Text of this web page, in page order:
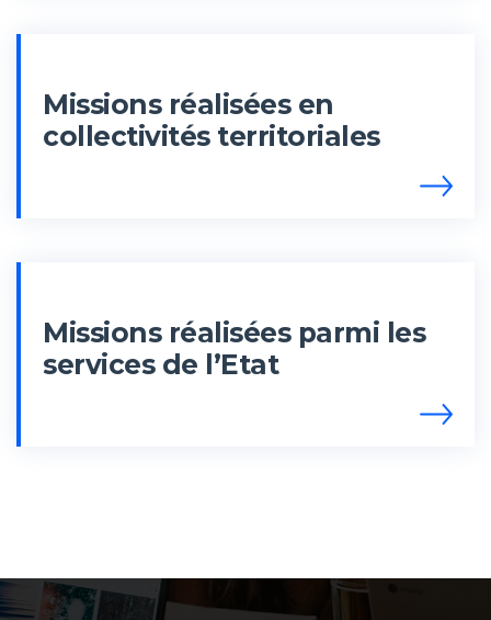
Missions réalisées en
collectivités territoriales
Missions réalisées parmi les
services de l’Etat